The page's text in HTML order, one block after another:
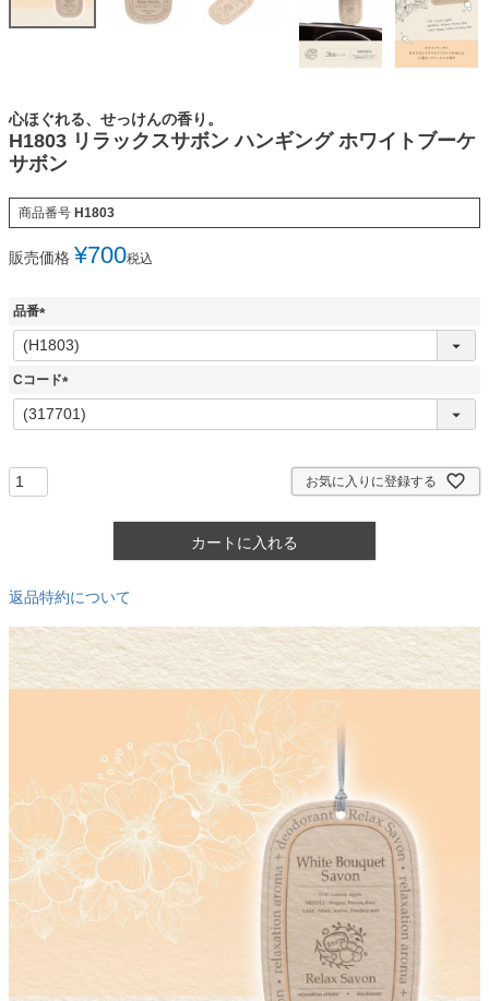
心ほぐれる、せっけんの香り。
H1803 リラックスサボン ハンギング ホワイトブーケ
サボン
商品番号 H1803
販売価格 ¥700税込
品番
(
必
須
Cコード
(
必
お気に入りに登録する
カートに入れる
返品特約について